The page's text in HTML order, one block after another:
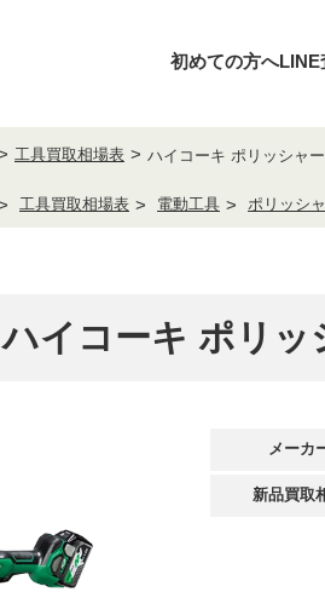
初めての方へLINE
工具買取相場表 ハイコーキ ポリッシャ
工具買取相場表 電動工具 ポリッシ
ハイコーキ ポリッ
メーカ
新品買取